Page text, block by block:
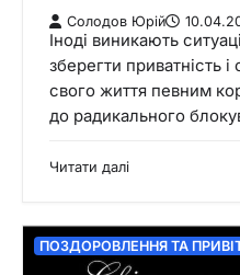
Солодов Юрій
Іноді виникають
зберегти приватність
свого життя певним
до радикального
Читати далі
ПОЗДОРОВЛЕННЯ ТА